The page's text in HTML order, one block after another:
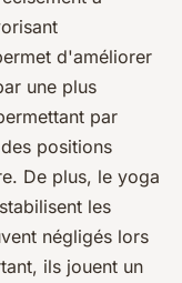
d'améliorer
une plus
par
positions
De plus, le yoga
les
négligés lors
ils jouent un